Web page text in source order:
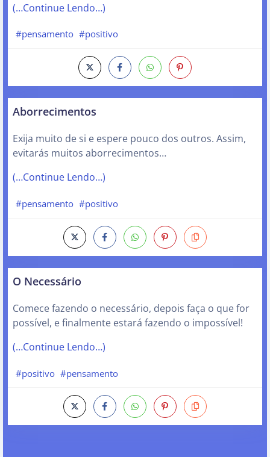
(…Continue Lendo…)
#pensamento #positivo
Aborrecimentos
Exija muito de si e espere pouco dos outros. Assim,
evitarás muitos aborrecimentos…
(…Continue Lendo…)
#pensamento #positivo
O Necessário
Comece fazendo o necessário, depois faça o que for
possível, e finalmente estará fazendo o impossível!
(…Continue Lendo…)
#positivo #pensamento